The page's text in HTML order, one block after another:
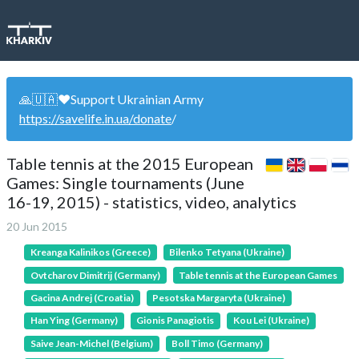
🙏🇺🇦❤️Support Ukrainian Army
https://savelife.in.ua/donate/
Table tennis at the 2015 European
Games: Single tournaments (June
16-19, 2015) - statistics, video, analytics
20 Jun 2015
Kreanga Kalinikos (Greece)
Bilenko Tetyana (Ukraine)
Ovtcharov Dimitrij (Germany)
Table tennis at the European Games
Gacina Andrej (Croatia)
Pesotska Margaryta (Ukraine)
Han Ying (Germany)
Gionis Panagiotis
Kou Lei (Ukraine)
Saive Jean-Michel (Belgium)
Boll Timo (Germany)